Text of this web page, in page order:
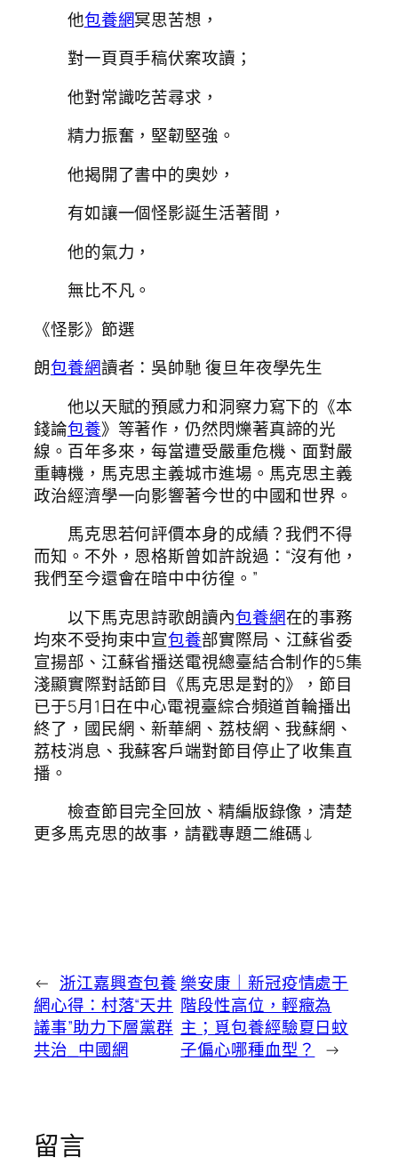
他包養網冥思苦想，
對一頁頁手稿伏案攻讀；
他對常識吃苦尋求，
精力振奮，堅韌堅強。
他揭開了書中的奧妙，
有如讓一個怪影誕生活著間，
他的氣力，
無比不凡。
《怪影》節選
朗包養網讀者：吳帥馳 復旦年夜學先生
他以天賦的預感力和洞察力寫下的《本
錢論包養》等著作，仍然閃爍著真諦的光
線。百年多來，每當遭受嚴重危機、面對嚴
重轉機，馬克思主義城市進場。馬克思主義
政治經濟學一向影響著今世的中國和世界。
馬克思若何評價本身的成績？我們不得
而知。不外，恩格斯曾如許說過：“沒有他，
我們至今還會在暗中中彷徨。”
以下馬克思詩歌朗讀內包養網在的事務
均來不受拘束中宣包養部實際局、江蘇省委
宣揚部、江蘇省播送電視總臺結合制作的5集
淺顯實際對話節目《馬克思是對的》，節目
已于5月1日在中心電視臺綜合頻道首輪播出
終了，國民網、新華網、荔枝網、我蘇網、
荔枝消息、我蘇客戶端對節目停止了收集直
播。
檢查節目完全回放、精編版錄像，清楚
更多馬克思的故事，請戳專題二維碼↓
← 浙江嘉興查包養
網心得：村落“天井
議事”助力下層黨群
共治_中國網
樂安康｜新冠疫情處于
階段性高位，輕癥為
主；覓包養經驗夏日蚊
子偏心哪種血型？
→
留言